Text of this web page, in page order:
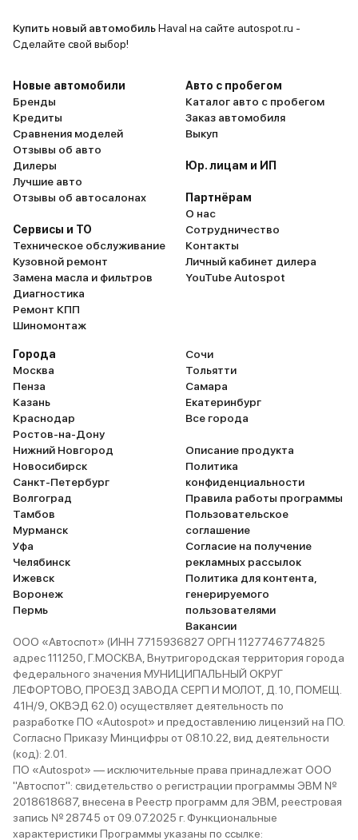
дополнительных опций, которые
мне не были нужны. За время
технических проблем не
возникало. Единственное, что
хотелось бы улучшить — это
подвеска, которая иногда
жестковата на ямах. Рекомендую
всем, кто ищет удобный и
практичный городской кроссовер.
За эти деньги трудно найти что-
то лучше. Конечно, есть и другие
варианты на рынке, но Jolion по
соотношению цена/качество —
один из лучших в своем классе.
Купить новый автомобильHaval на сайте autospot.ru -
Сделайте свой выбор!
Новые автомобили
Бренды
Кредиты
Сравнения моделей
Отзывы об авто
Дилеры
Лучшие авто
Отзывы об автосалонах
Сервисы и ТО
Техническое обслуживание
Кузовной ремонт
Замена масла и фильтров
Диагностика
Ремонт КПП
Шиномонтаж
Авто с пробегом
Каталог авто с пробегом
Заказ автомобиля
Выкуп
Юр. лицам и ИП
Партнёрам
О нас
Сотрудничество
Контакты
Личный кабинет дилера
YouTube Autospot
Города
Москва
Пенза
Казань
Краснодар
Ростов-на-Дону
Нижний Новгород
Новосибирск
Санкт-Петербург
Волгоград
Тамбов
Мурманск
Уфа
Челябинск
Ижевск
Воронеж
Пермь
Сочи
Тольятти
Самара
Екатеринбург
Все города
Описание продукта
Политика
конфиденциальности
Правила работы программы
Пользовательское
соглашение
Согласие на получение
рекламных рассылок
Политика для контента,
генерируемого
пользователями
Вакансии
ООО «Автоспот» (ИНН 7715936827 ОРГН 1127746774825
адрес 111250, Г.МОСКВА, Внутригородская территория города
федерального значения МУНИЦИПАЛЬНЫЙ ОКРУГ
ЛЕФОРТОВО, ПРОЕЗД ЗАВОДА СЕРП И МОЛОТ, Д. 10, ПОМЕЩ.
41Н/9, ОКВЭД 62.0) осуществляет деятельность по
разработке ПО «Autospot» и предоставлению лицензий на ПО.
Согласно Приказу Минцифры от 08.10.22, вид деятельности
(код): 2.01.
ПО «Autospot» — исключительные права принадлежат ООО
"Автоспот": свидетельство о регистрации программы ЭВМ №
2018618687, внесена в Реестр программ для ЭВМ, реестровая
запись № 28745 от 09.07.2025 г. Функциональные
характеристики Программы указаны по ссылке: